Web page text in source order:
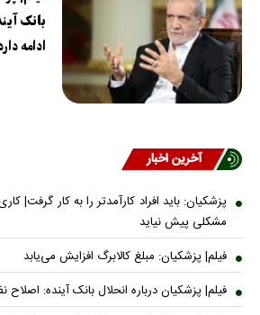
بانک
ادامه
آخرین اخبار
پزشکیان: باید افراد کارآمدتر را به کار گرفت|
مشکلی پیش نیاید
فیلم| پزشکیان: مبلغ کالابرگ افزایش می‌یابد
فیلم| پزشکیان درباره انحلال بانک آینده: اصلاح